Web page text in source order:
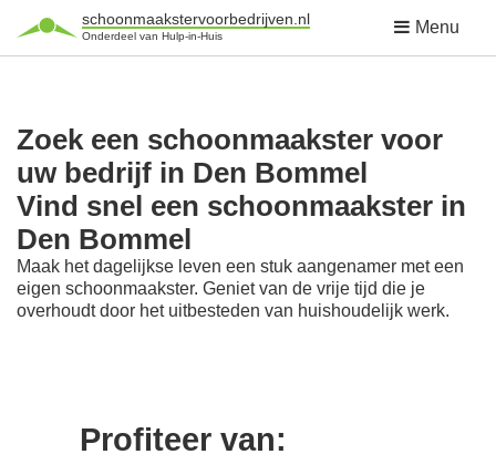
schoonmaakstervoorbedrijven.nl
Onderdeel van Hulp-in-Huis Menu
Zoek een schoonmaakster voor
uw bedrijf in Den Bommel
Vind snel een schoonmaakster in
Den Bommel
Maak het dagelijkse leven een stuk aangenamer met een
eigen schoonmaakster. Geniet van de vrije tijd die je
overhoudt door het uitbesteden van huishoudelijk werk.
Profiteer van: